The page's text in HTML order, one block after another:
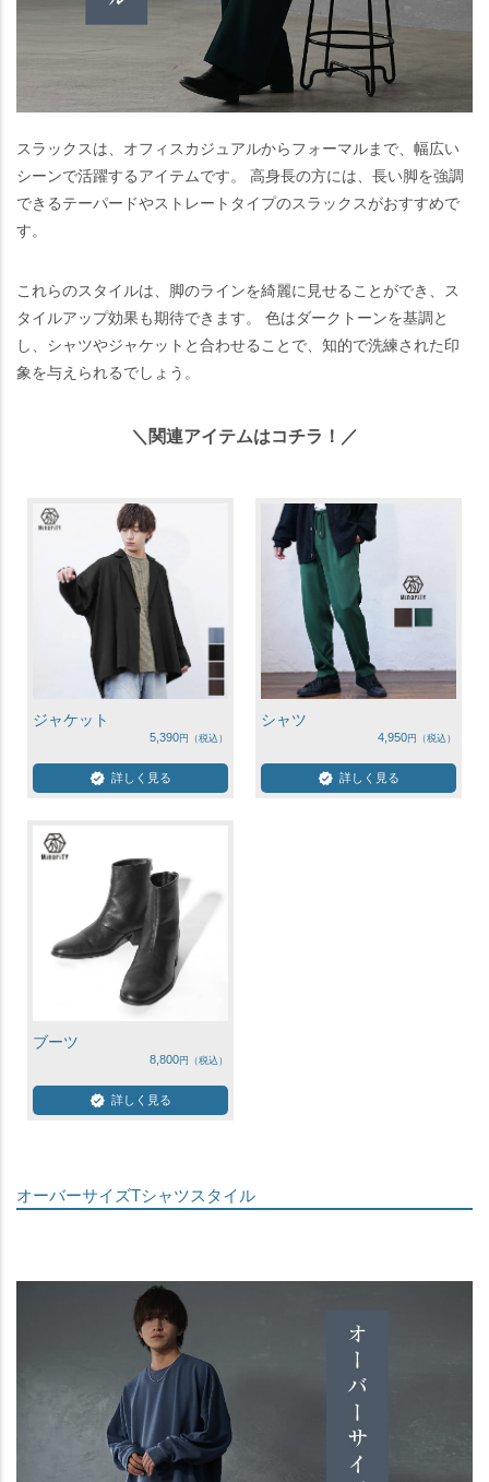
スラックスは、オフィスカジュアルからフォーマルまで、幅広い
シーンで活躍するアイテムです。 高身長の方には、長い脚を強調
できるテーパードやストレートタイプのスラックスがおすすめで
す。
これらのスタイルは、脚のラインを綺麗に見せることができ、ス
タイルアップ効果も期待できます。 色はダークトーンを基調と
し、シャツやジャケットと合わせることで、知的で洗練された印
象を与えられるでしょう。
＼関連アイテムはコチラ！／
ジャケット
5,390
詳しく見る
シャツ
4,950
詳しく見る
ブーツ
8,800
詳しく見る
オーバーサイズTシャツスタイル